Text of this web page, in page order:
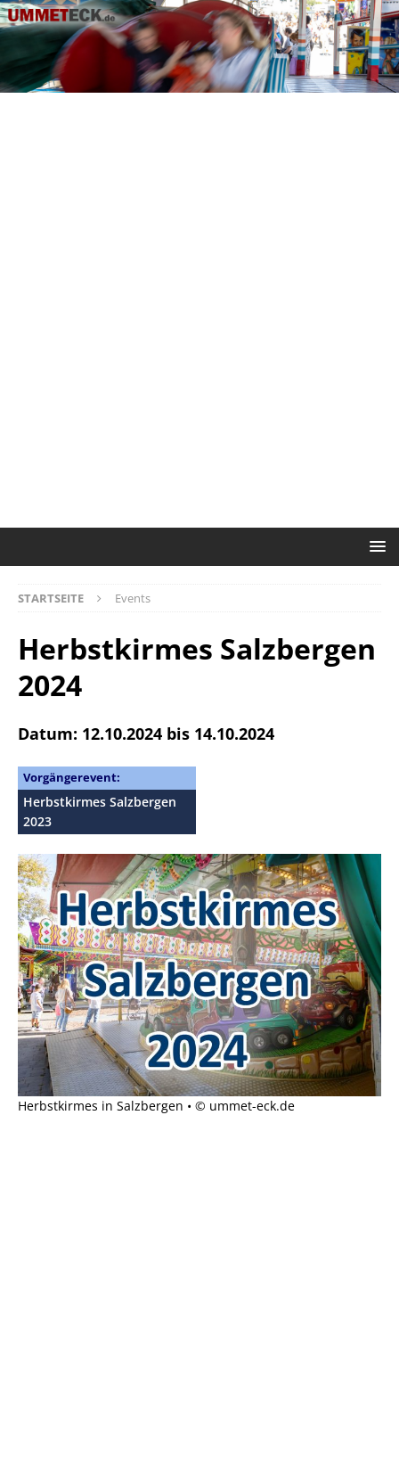
STARTSEITE Events
Herbstkirmes Salzbergen
2024
Datum: 12.10.2024 bis 14.10.2024
Vorgängerevent:
Herbstkirmes Salzbergen
2023
Herbstkirmes in Salzbergen • © ummet-eck.de